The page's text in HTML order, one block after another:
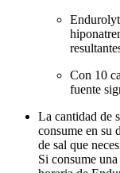
Con 10
fuente
La cantidad de
consume en su
de sal que
Si consume